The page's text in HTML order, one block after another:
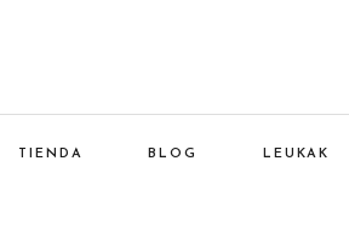
TIENDA BLOG LEUKAK